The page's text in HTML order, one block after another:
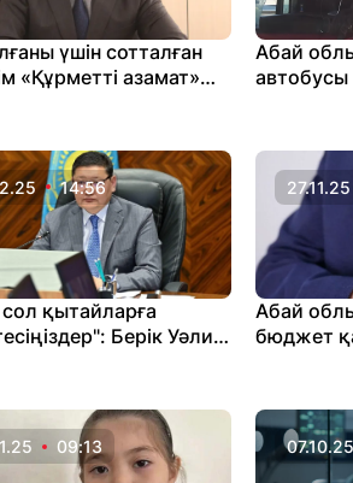
үшін сотталған
«Құрметті азамат»
Абай
автобусы
14:56
қытайларға
Берік Уәли
27.11.25
Абай
бюджет
09:13 07.10.25